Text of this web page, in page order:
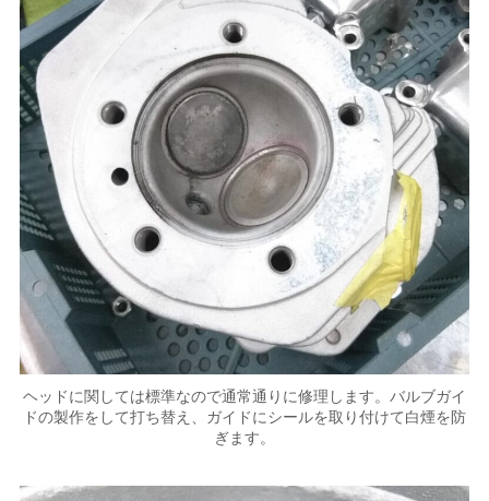
ヘッドに関しては標準なので通常通りに修理します。バルブガイ
ドの製作をして打ち替え、ガイドにシールを取り付けて白煙を防
ぎます。